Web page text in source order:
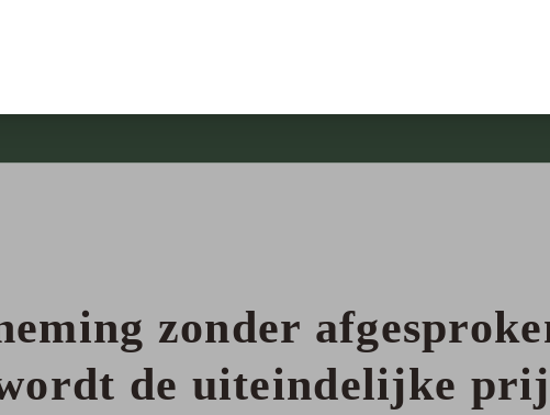
zonder
de uiteindelijke